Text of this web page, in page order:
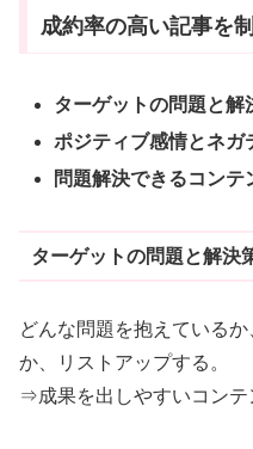
成約率の高い記事を
ターゲットの問題と解
ポジティブ感情とネガ
問題解決できるコンテ
ターゲットの問題と解決
どんな問題を抱えている
か、リストアップする。
⇒成果を出しやすいコンテ